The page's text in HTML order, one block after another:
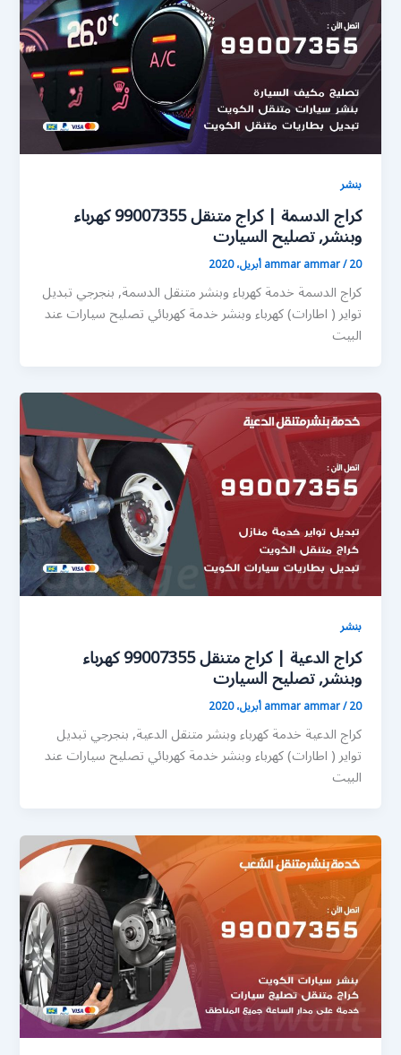
بنشر
كراج الدسمة | كراج متنقل 99007355 كهرباء
وبنشر, تصليح السيارت
ammar ammar/20 أبريل، 2020
كراج الدسمة خدمة كهرباء وبنشر متنقل الدسمة, بنجرجي تبديل
تواير ( اطارات) كهرباء وبنشر خدمة كهربائي تصليح سيارات عند
البيت
بنشر
كراج الدعية | كراج متنقل 99007355 كهرباء
وبنشر, تصليح السيارت
ammar ammar/20 أبريل، 2020
كراج الدعية خدمة كهرباء وبنشر متنقل الدعية, بنجرجي تبديل
تواير ( اطارات) كهرباء وبنشر خدمة كهربائي تصليح سيارات عند
البيت